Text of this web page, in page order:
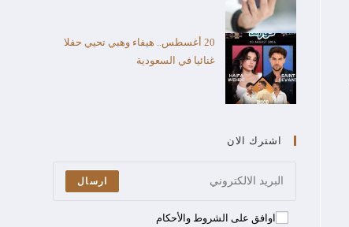
20 أغسطس.. هيفاء وهبي تحيي حفلا
غنائيا في السعودية
اشترك الان
ارسال
اوافق على الشروط والأحكام